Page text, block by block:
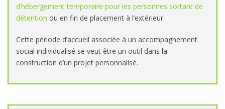
d’hébergement temporaire pour les personnes sortant de
détention ou en fin de placement à l’extérieur.
Cette période d’accueil associée à un accompagnement
social individualisé se veut être un outil dans la
construction d’un projet personnalisé.